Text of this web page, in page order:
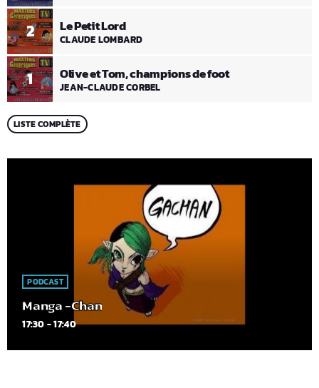
1 Olive et Tom, champions de foot
JEAN-CLAUDE CORBEL
2 Le Petit Lord
CLAUDE LOMBARD
LISTE COMPLÈTE
PODCAST
Manga -Chan
17:30 - 17:40